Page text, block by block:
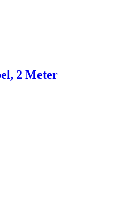
2 Meter